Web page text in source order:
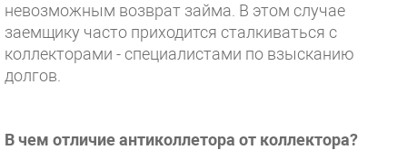
невозможным возврат займа. В этом случае
заемщику часто приходится сталкиваться с
коллекторами - специалистами по взысканию
долгов.
В чем отличие антиколлетора от коллектора?